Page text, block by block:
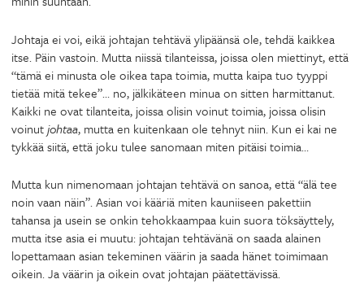
Johtaja ei voi, eikä johtajan tehtävä ylipäänsä ole, tehdä kaikkea
itse. Päin vastoin. Mutta niissä tilanteissa, joissa olen miettinyt, että
“tämä ei minusta ole oikea tapa toimia, mutta kaipa tuo tyyppi
tietää mitä tekee”… no, jälkikäteen minua on sitten harmittanut.
Kaikki ne ovat tilanteita, joissa olisin voinut toimia, joissa olisin
voinutjohtaa, mutta en kuitenkaan ole tehnyt niin. Kun ei kai ne
tykkää siitä, että joku tulee sanomaan miten pitäisi toimia…
Mutta kun nimenomaan johtajan tehtävä on sanoa, että “älä tee
noin vaan näin”. Asian voi kääriä miten kauniiseen pakettiin
tahansa ja usein se onkin tehokkaampaa kuin suora töksäyttely,
mutta itse asia ei muutu: johtajan tehtävänä on saada alainen
lopettamaan asian tekeminen väärin ja saada hänet toimimaan
oikein. Ja väärin ja oikein ovat johtajan päätettävissä.